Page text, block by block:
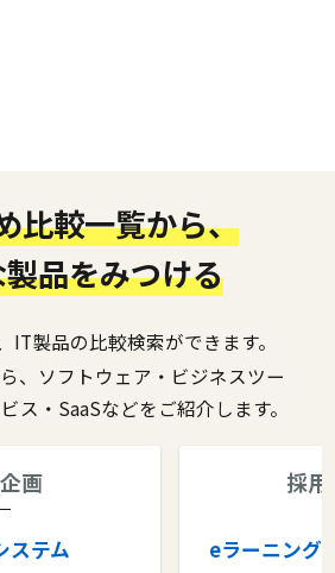
比較一覧から、
品をみつける
IT製品の比較検索ができます。
、ソフトウェア・ビジネスツー
ス・SaaSなどをご紹介します。
画
ステム
採
eラーニング